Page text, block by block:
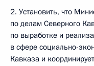
2. Установить, что
по делам Северного
по выработке и
в сфере социально-
Кавказа и